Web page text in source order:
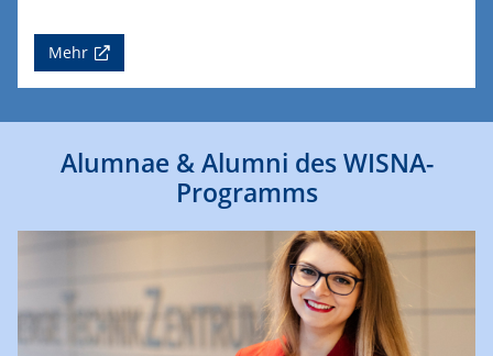
Mehr
Alumnae & Alumni des WISNA-
Programms